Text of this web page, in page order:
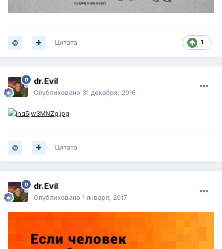
1
Цитата
dr.Evil
Опубликовано 31 декабря, 2016
Цитата
dr.Evil
Опубликовано 1 января, 2017